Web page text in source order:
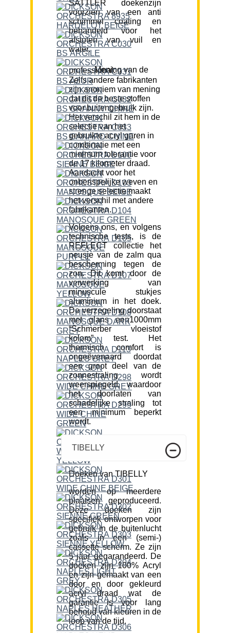
SATTLER doekenzijn
voorzien van een anti
schimmel coating en
behandeld voor het
afstoten van vuil en
water.
Mening van de professional:
Zelfs andere fabrikanten
zijn anoniem van mening
dat dit de beste stoffen
voor buitengebruik zijn.
Het verschil zit hem in de
selectie van het
gebruikte acryl garen in
combinatie met een
minimum tolerantie voor
de 17 kilometer draad.
Aandacht voor het
onberispelijke weven en
strenge selectie maakt
het verschil met andere
fabrikanten.
Volgens ons, en volgens
technische tests, is de
REFLECT collectie het
neusje van de zalm qua
bescherming tegen de
zon. Dit komt door de
verwerking van
minuscule stukjes
aluminium in het doek.
De verzegeling doorstaat
met glans een1000mm
“Schmerber vloeistof
kolom” test. Het
thermisch comfort is
ongeëvenaard doordat
een groot deel van de
zonnestraling wordt
weerspiegeld, waardoor
het doorlaten van
schadelijke straling tot
een minimum beperkt
wordt.
TIBELLY
Doeken van TIBELLY
worden op meerdere
plaatsen geproduceerd.
Deze doeken zijn
specifiek ontworpen voor
gebruik in de buitenlucht
zoals in een (semi-)
cassette scherm. Ze zijn
5 jaar gegarandeerd. De
doeken zijn 100% Acryl
en zijn gemaakt van een
door en door gekleurd
acryl draad wat de
garantie is voor lang
behoud van kleuren in de
loop van de tijd.